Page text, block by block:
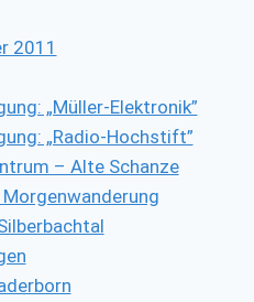
2011
„Müller-Elektronik”
„Radio-Hochstift”
– Alte Schanze